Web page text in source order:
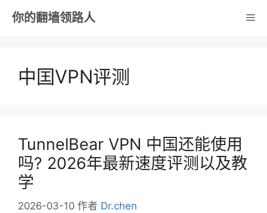
你的翻墙领路人 菜
中囯VPN评测
TunnelBear VPN 中国还能使用
吗? 2026年最新速度评测以及教
学
2026-03-10 作者 Dr.chen